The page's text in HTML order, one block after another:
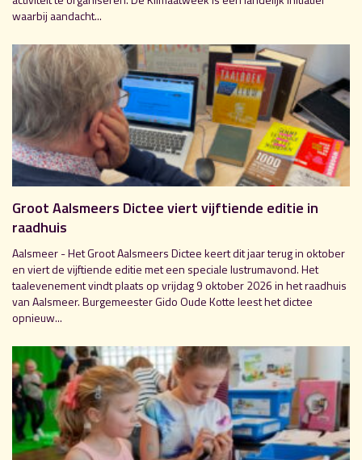
waarbij aandacht...
Groot Aalsmeers Dictee viert vijftiende editie in
raadhuis
Aalsmeer - Het Groot Aalsmeers Dictee keert dit jaar terug in oktober
en viert de vijftiende editie met een speciale lustrumavond. Het
taalevenement vindt plaats op vrijdag 9 oktober 2026 in het raadhuis
van Aalsmeer. Burgemeester Gido Oude Kotte leest het dictee
opnieuw...